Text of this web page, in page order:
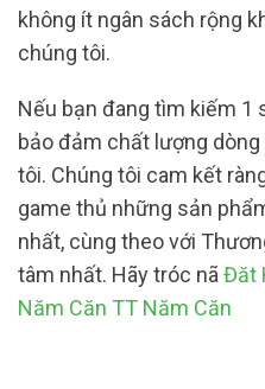
không ít ngân sách rộng
chúng tôi.
Nếu bạn đang tìm kiếm 1
bảo đảm chất lượng
tôi. Chúng tôi cam kết
game thủ những sản
nhất, cùng theo với
tâm nhất. Hãy tróc nã Đăt
Năm Căn TT Năm Căn